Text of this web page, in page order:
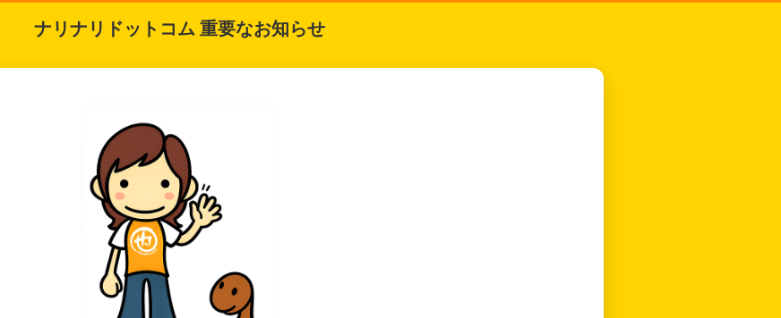
ナリナリドットコム 重要なお知らせ